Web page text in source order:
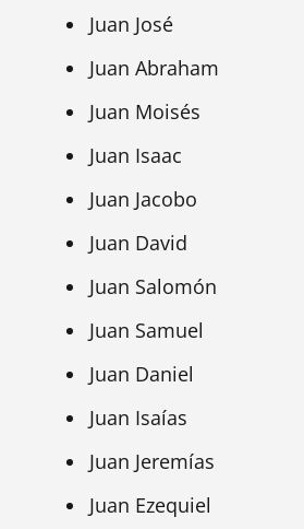
Juan José
Juan Abraham
Juan Moisés
Juan Isaac
Juan Jacobo
Juan David
Juan Salomón
Juan Samuel
Juan Daniel
Juan Isaías
Juan Jeremías
Juan Ezequiel